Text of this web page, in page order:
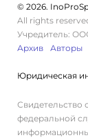
© 2026.
All rights
Учредитель:
Архив
Авторы
Юридическая
федеральной